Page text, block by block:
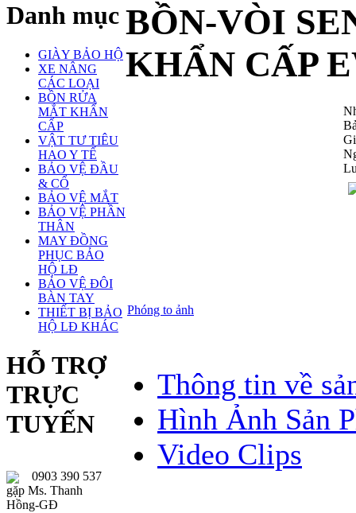
Danh mục
GIÀY BẢO HỘ
XE NÂNG
CÁC LOẠI
BỒN RỬA
MẮT KHẨN
CẤP
VẬT TƯ TIÊU
HAO Y TẾ
BẢO VỆ ĐẦU
& CỔ
BẢO VỆ MẮT
BẢO VỆ PHẦN
THÂN
MAY ĐỒNG
PHỤC BẢO
HỘ LĐ
BẢO VỆ ĐÔI
BÀN TAY
THIẾT BỊ BẢO
HỘ LĐ KHÁC
HỖ TRỢ
TRỰC
TUYẾN
0903 390 537
gặp Ms. Thanh
Hồng-GĐ
BỒN-VÒI
KHẨN CẤP
Phóng to ảnh
Thông tin về
Hình Ảnh Sản
Video Clips